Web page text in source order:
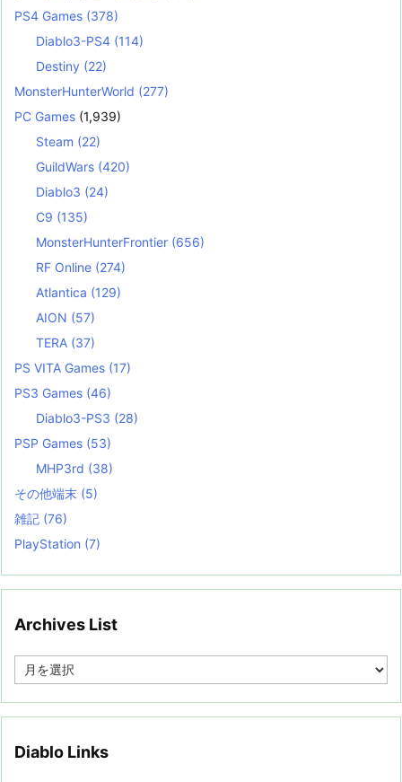
PS4 Games (378)
Diablo3-PS4 (114)
Destiny (22)
MonsterHunterWorld (277)
PC Games (1,939)
Steam (22)
GuildWars (420)
Diablo3 (24)
C9 (135)
MonsterHunterFrontier (656)
RF Online (274)
Atlantica (129)
AION (57)
TERA (37)
PS VITA Games (17)
PS3 Games (46)
Diablo3-PS3 (28)
PSP Games (53)
MHP3rd (38)
その他端末 (5)
雑記 (76)
PlayStation (7)
Archives List
e
Diablo Links